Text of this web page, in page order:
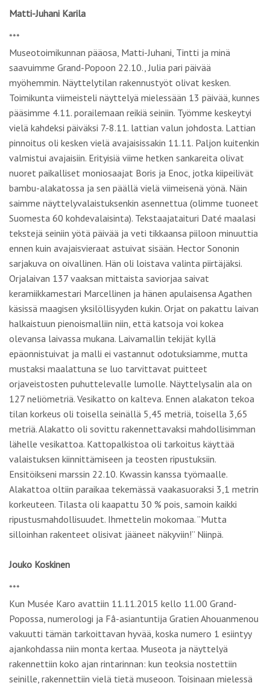
Matti-Juhani Karila
***
Museotoimikunnan pääosa, Matti-Juhani, Tintti ja minä
saavuimme Grand-Popoon 22.10., Julia pari päivää
myöhemmin. Näyttelytilan rakennustyöt olivat kesken.
Toimikunta viimeisteli näyttelyä mielessään 13 päivää, kunnes
pääsimme 4.11. porailemaan reikiä seiniin. Työmme keskeytyi
vielä kahdeksi päiväksi 7.-8.11. lattian valun johdosta. Lattian
pinnoitus oli kesken vielä avajaisissakin 11.11. Paljon kuitenkin
valmistui avajaisiin. Erityisiä viime hetken sankareita olivat
nuoret paikalliset moniosaajat Boris ja Enoc, jotka kiipeilivät
bambu-alakatossa ja sen päällä vielä viimeisenä yönä. Näin
saimme näyttelyvalaistuksenkin asennettua (olimme tuoneet
Suomesta 60 kohdevalaisinta). Tekstaajataituri Daté maalasi
tekstejä seiniin yötä päivää ja veti tikkaansa piiloon minuuttia
ennen kuin avajaisvieraat astuivat sisään. Hector Sononin
sarjakuva on oivallinen. Hän oli loistava valinta piirtäjäksi.
Orjalaivan 137 vaaksan mittaista saviorjaa saivat
keramiikkamestari Marcellinen ja hänen apulaisensa Agathen
käsissä maagisen yksilöllisyyden kukin. Orjat on pakattu laivan
halkaistuun pienoismalliin niin, että katsoja voi kokea
olevansa laivassa mukana. Laivamallin tekijät kyllä
epäonnistuivat ja malli ei vastannut odotuksiamme, mutta
mustaksi maalattuna se luo tarvittavat puitteet
orjaveistosten puhuttelevalle lumolle. Näyttelysalin ala on
127 neliömetriä. Vesikatto on kalteva. Ennen alakaton tekoa
tilan korkeus oli toisella seinällä 5,45 metriä, toisella 3,65
metriä. Alakatto oli sovittu rakennettavaksi mahdollisimman
lähelle vesikattoa. Kattopalkistoa oli tarkoitus käyttää
valaistuksen kiinnittämiseen ja teosten ripustuksiin.
Ensitöikseni marssin 22.10. Kwassin kanssa työmaalle.
Alakattoa oltiin paraikaa tekemässä vaakasuoraksi 3,1 metrin
korkeuteen. Tilasta oli kaapattu 30 % pois, samoin kaikki
ripustusmahdollisuudet. Ihmettelin mokomaa. ”Mutta
silloinhan rakenteet olisivat jääneet näkyviin!” Niinpä.
Jouko Koskinen
***
Kun Musée Karo avattiin 11.11.2015 kello 11.00 Grand-
Popossa, numerologi ja Fâ-asiantuntija Gratien Ahouanmenou
vakuutti tämän tarkoittavan hyvää, koska numero 1 esiintyy
ajankohdassa niin monta kertaa. Museota ja näyttelyä
rakennettiin koko ajan rintarinnan: kun teoksia nostettiin
seinille, rakennettiin vielä tietä museoon. Toisinaan mielessä